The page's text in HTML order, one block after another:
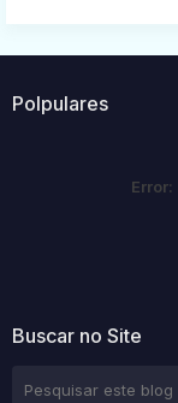
Polpulares
Error:
Buscar no Site